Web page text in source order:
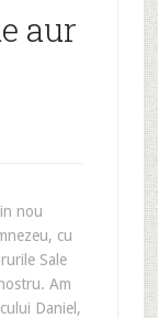
aur
nou
cu
Sale
Am
Daniel,